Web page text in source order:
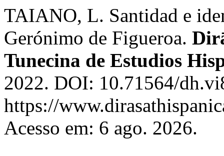
TAIANO, L. Santidad e
Gerónimo de Figueroa.
Tunecina de Estudios
2022. DOI: 10.71564/
https://
Acesso em: 6 ago. 2026.